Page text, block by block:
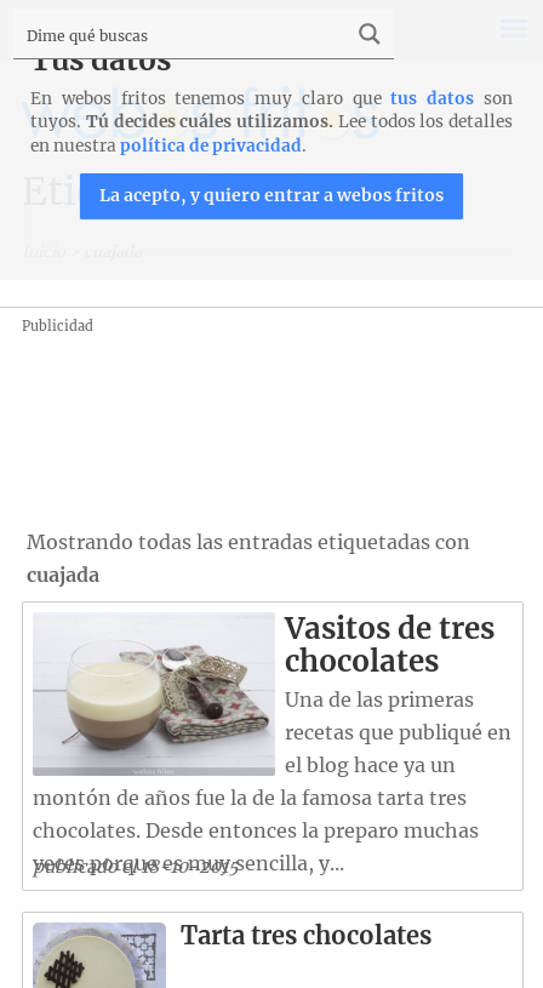
Etiqueta: cuajada
Publicidad
Mostrando todas las entradas etiquetadas con
cuajada
Vasitos de tres
chocolates
Una de las primeras
recetas que publiqué en
el blog hace ya un
montón de años fue la de la famosa tarta tres
chocolates. Desde entonces la preparo muchas
veces porque es muy sencilla, y...
publicado el 18-10-2015
Tarta tres chocolates
Tus datos
En webos fritos tenemos muy claro quetus datos son
tuyos. Tú decides cuáles utilizamos. Lee todos los detalles
en nuestrapolítica de privacidad.
La acepto, y quiero entrar a webos fritos